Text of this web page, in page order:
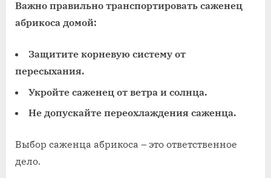
Важно правильно транспортировать саженец
абрикоса домой:
Защитите корневую систему от
пересыхания.
Укройте саженец от ветра и солнца.
Не допускайте переохлаждения саженца.
Выбор саженца абрикоса – это ответственное
дело.